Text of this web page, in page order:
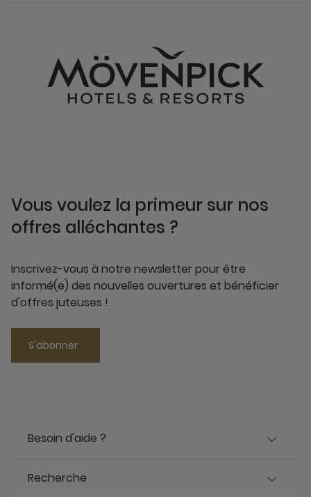
Vous voulez la primeur sur nos
offres alléchantes ?
Inscrivez-vous à notre newsletter pour être
informé(e) des nouvelles ouvertures et bénéficier
d'offres juteuses !
S'abonner
Besoin d'aide ?
Recherche